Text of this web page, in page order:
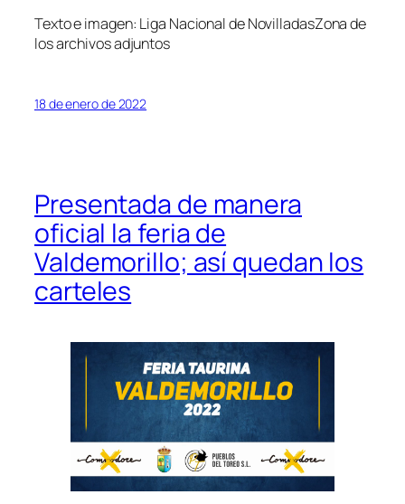
Texto e imagen: Liga Nacional de NovilladasZona de
los archivos adjuntos
18 de enero de 2022
Presentada de manera
oficial la feria de
Valdemorillo; así quedan los
carteles